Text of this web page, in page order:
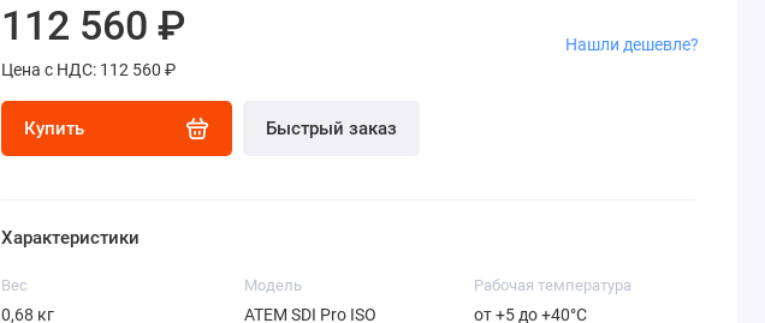
112 560 ₽
Цена с НДС: 112 560 ₽
Купить Быстрый заказ
Нашли дешевле?
Характеристики
Вес
0,68 кг
Модель
ATEM SDI Pro ISO
Рабочая температура
от +5 до +40°C